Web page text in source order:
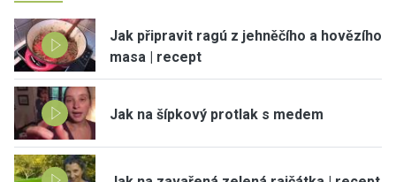
Jak připravit ragú z jehněčího a hovězího
masa | recept
Jak na šípkový protlak s medem